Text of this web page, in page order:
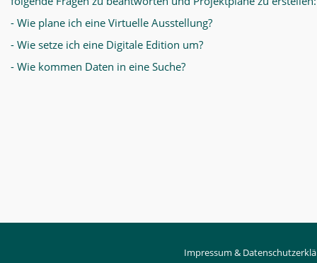
- Wie plane ich eine Virtuelle Ausstellung?
- Wie setze ich eine Digitale Edition um?
- Wie kommen Daten in eine Suche?
Impressum &